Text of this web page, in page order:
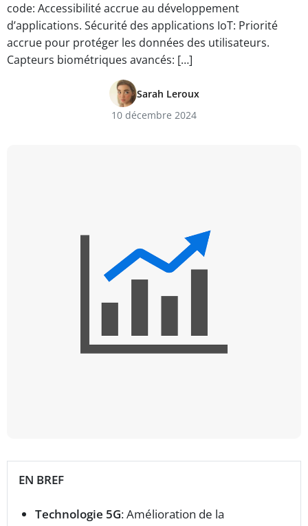
code: Accessibilité accrue au développement
d’applications. Sécurité des applications IoT: Priorité
accrue pour protéger les données des utilisateurs.
Capteurs biométriques avancés: […]
Sarah Leroux
10 décembre 2024
EN BREF
Technologie 5G: Amélioration de la